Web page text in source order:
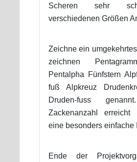
Scheren sehr
verschiedenen Größen
Zeichne ein
zeichnen
Pentalpha Fünfstern
fuß Alpkreuz
Druden-fuss
Zackenanzahl erreicht
eine besonders einfache
Ende der